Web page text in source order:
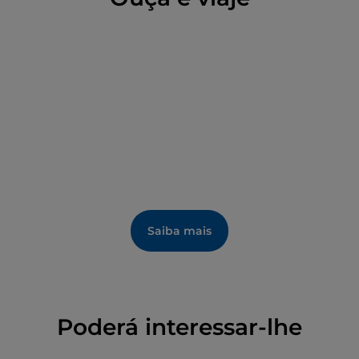
albergam os altares menores, dedicados a São Blaise
Saiba mais
Poderá interessar-lhe